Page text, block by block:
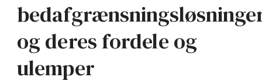
og deres fordele og
ulemper